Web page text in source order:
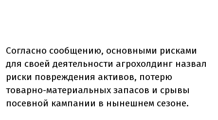
Согласно сообщению, основными рисками
для своей деятельности агрохолдинг назвал
риски повреждения активов, потерю
товарно-материальных запасов и срывы
посевной кампании в нынешнем сезоне.